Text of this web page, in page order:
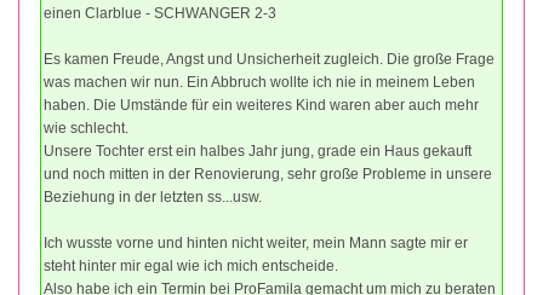
einen Clarblue - SCHWANGER 2-3
Es kamen Freude, Angst und Unsicherheit zugleich. Die große Frage
was machen wir nun. Ein Abbruch wollte ich nie in meinem Leben
haben. Die Umstände für ein weiteres Kind waren aber auch mehr
wie schlecht.
Unsere Tochter erst ein halbes Jahr jung, grade ein Haus gekauft
und noch mitten in der Renovierung, sehr große Probleme in unsere
Beziehung in der letzten ss...usw.
Ich wusste vorne und hinten nicht weiter, mein Mann sagte mir er
steht hinter mir egal wie ich mich entscheide.
Also habe ich ein Termin bei ProFamila gemacht um mich zu beraten